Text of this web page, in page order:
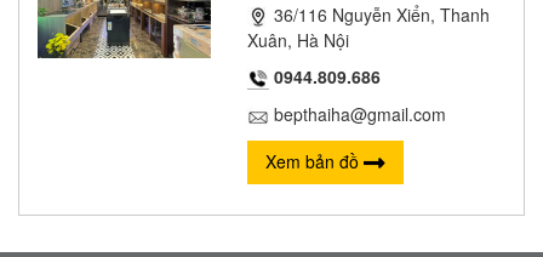
36/116 Nguyễn Xiển, Thanh
Xuân, Hà Nội
0944.809.686
bepthaiha@gmail.com
Xem bản đồ